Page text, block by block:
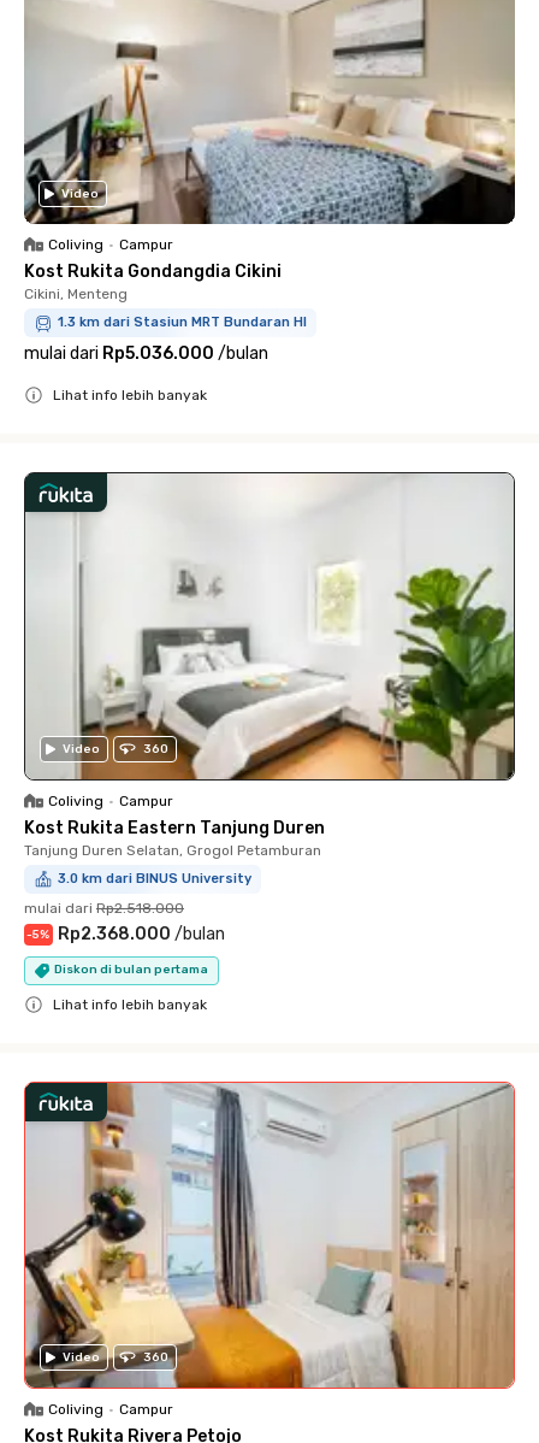
Video
Coliving • Campur
Kost Rukita Gondangdia Cikini
Cikini, Menteng
1.3 km dari Stasiun MRT Bundaran HI
mulai dari Rp5.036.000 /bulan
Lihat info lebih banyak
Video 360
Coliving • Campur
Kost Rukita Eastern Tanjung Duren
Tanjung Duren Selatan, Grogol Petamburan
3.0 km dari BINUS University
mulai dari Rp2.518.000
-5% Rp2.368.000 /bulan
Diskon di bulan pertama
Lihat info lebih banyak
Video 360
Coliving • Campur
Kost Rukita Rivera Petojo